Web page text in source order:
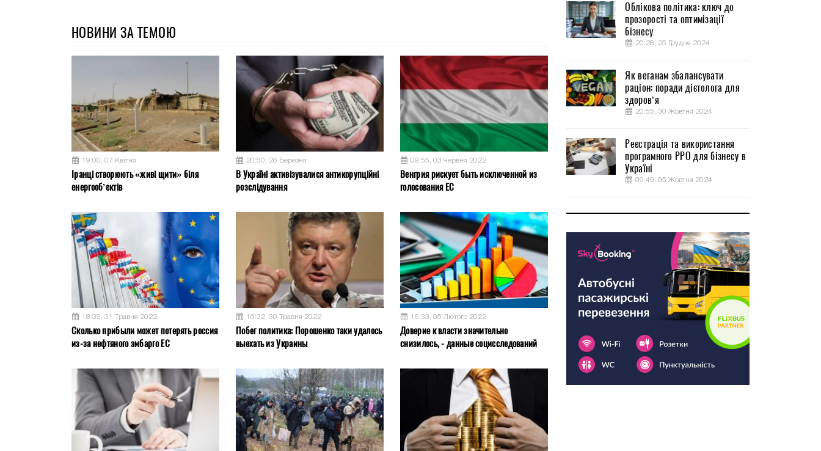
НОВИНИ ЗА ТЕМОЮ
19:00, 07 Квітня
Іранці створюють «живі щити» біля
енергооб’єктів
20:50, 26 Березня
В Україні активізувалися антикорупційні
розслідування
09:55, 03 Червня 2022
Венгрия рискует быть исключенной из
голосования ЕС
18:39, 31 Травня 2022
Сколько прибыли может потерять россия
из-за нефтяного эмбарго ЕС
16:32, 30 Травня 2022
Побег политика: Порошенко таки удалось
выехать из Украины
19:33, 05 Лютого 2022
Доверие к власти значительно
снизилось, - данные социсследований
Облікова політика: ключ до
прозорості та оптимізації
бізнесу
20:28, 25 Грудня 2024
Як веганам збалансувати
раціон: поради дієтолога для
здоров’я
20:55, 30 Жовтня 2024
Реєстрація та використання
програмного РРО для бізнесу в
Україні
09:49, 05 Жовтня 2024